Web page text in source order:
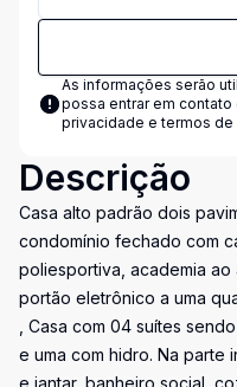
As informações serão
possa entrar em contato
privacidade e termos de
Descrição
Casa alto padrão dois
condomínio fechado com
poliesportiva, academia
portão eletrônico a uma
, Casa com 04 suítes
e uma com hidro. Na parte
e jantar, banheiro social,